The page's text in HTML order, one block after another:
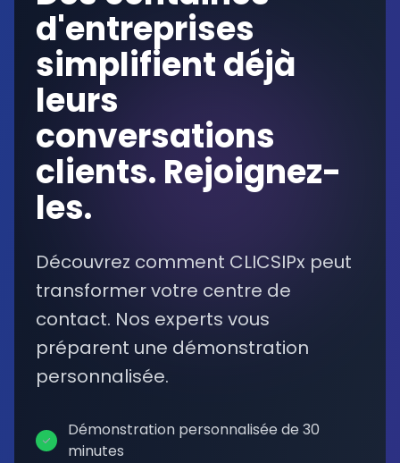
d'entreprises
simplifient déjà
leurs
conversations
clients. Rejoignez-
les.
Découvrez comment CLICSIPx peut
transformer votre centre de
contact. Nos experts vous
préparent une démonstration
personnalisée.
Démonstration personnalisée de 30
minutes